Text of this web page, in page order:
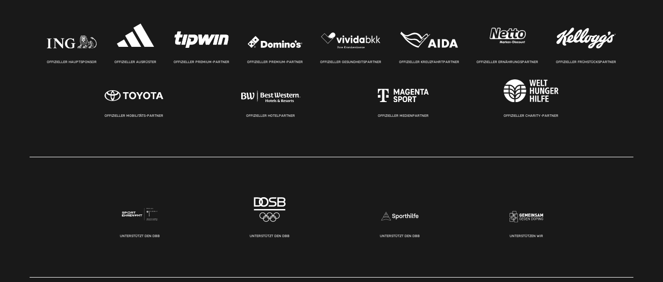
OFFIZIELLER HAUPTSPONSOR OFFIZIELLER AUSRÜSTER OFFIZIELLER PREMIUM-PARTNER OFFIZIELLER PREMIUM-PARTNER OFFIZIELLER GESUNDHEITSPARTNER OFFIZIELLER KREUZFAHRTPARTNER OFFIZIELLER ERNÄHRUNGSPARTNER OFFIZIELLER FRÜHSTÜCKSPARTNER
OFFIZIELLER MOBILITÄTS-PARTNER OFFIZIELLER HOTELPARTNER OFFIZIELLER MEDIENPARTNER OFFIZIELLER CHARITY-PARTNER
UNTERSTÜTZT DEN DBB UNTERSTÜTZT DEN DBB UNTERSTÜTZT DEN DBB UNTERSTÜTZEN WIR